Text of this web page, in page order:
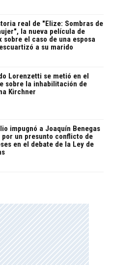
real de "Elize: Sombras de
la nueva película de
sobre el caso de una esposa
a su marido
Lorenzetti se metió en el
sobre la inhabilitación de
Kirchner
impugnó a Joaquín Benegas
por un presunto conflicto de
en el debate de la Ley de